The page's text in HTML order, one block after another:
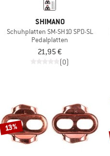
SHIMANO
Schuhplatten SM-SH10 SPD-SL
Pedalplatten
21,95 €
(0)
13%